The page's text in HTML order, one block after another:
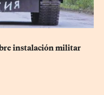
instalación militar